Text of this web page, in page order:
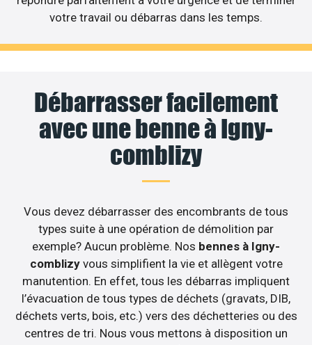
votre travail ou débarras dans les temps.
Débarrasser facilement
avec une benne à Igny-
comblizy
Vous devez débarrasser des encombrants de tous
types suite à une opération de démolition par
exemple? Aucun problème. Nos bennes à Igny-
comblizy vous simplifient la vie et allègent votre
manutention. En effet, tous les débarras impliquent
l’évacuation de tous types de déchets (gravats, DIB,
déchets verts, bois, etc.) vers des déchetteries ou des
centres de tri. Nous vous mettons à disposition un